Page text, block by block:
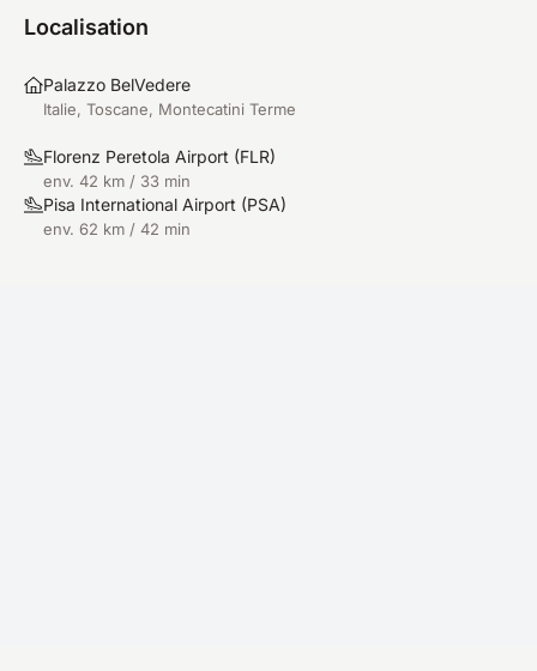
Localisation
Palazzo BelVedere
Italie, Toscane, Montecatini Terme
Florenz Peretola Airport (FLR)
env. 42 km / 33 min
Pisa International Airport (PSA)
env. 62 km / 42 min